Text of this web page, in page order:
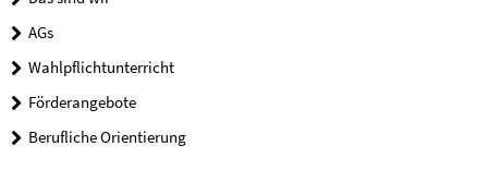
AGs
Wahlpflichtunterricht
Förderangebote
Berufliche Orientierung